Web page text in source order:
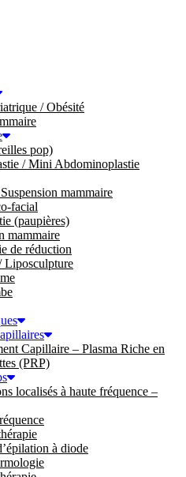
/ Obésité
pop)
/ Mini Abdominoplastie
mammaire
facial
(paupières)
mammaire
de réduction
Liposculpture
Capillaire – Plasma Riche en
(PRP)
localisés à haute fréquence –
à diode